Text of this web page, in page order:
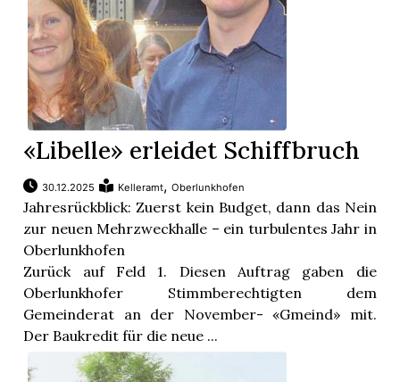
«Libelle» erleidet Schiffbruch
30.12.2025 Kelleramt,Oberlunkhofen
Jahresrückblick: Zuerst kein Budget, dann das Nein
zur neuen Mehrzweckhalle – ein turbulentes Jahr in
Oberlunkhofen
Zurück auf Feld 1. Diesen Auftrag gaben die
Oberlunkhofer Stimmberechtigten dem
Gemeinderat an der November- «Gmeind» mit.
Der Baukredit für die neue ...